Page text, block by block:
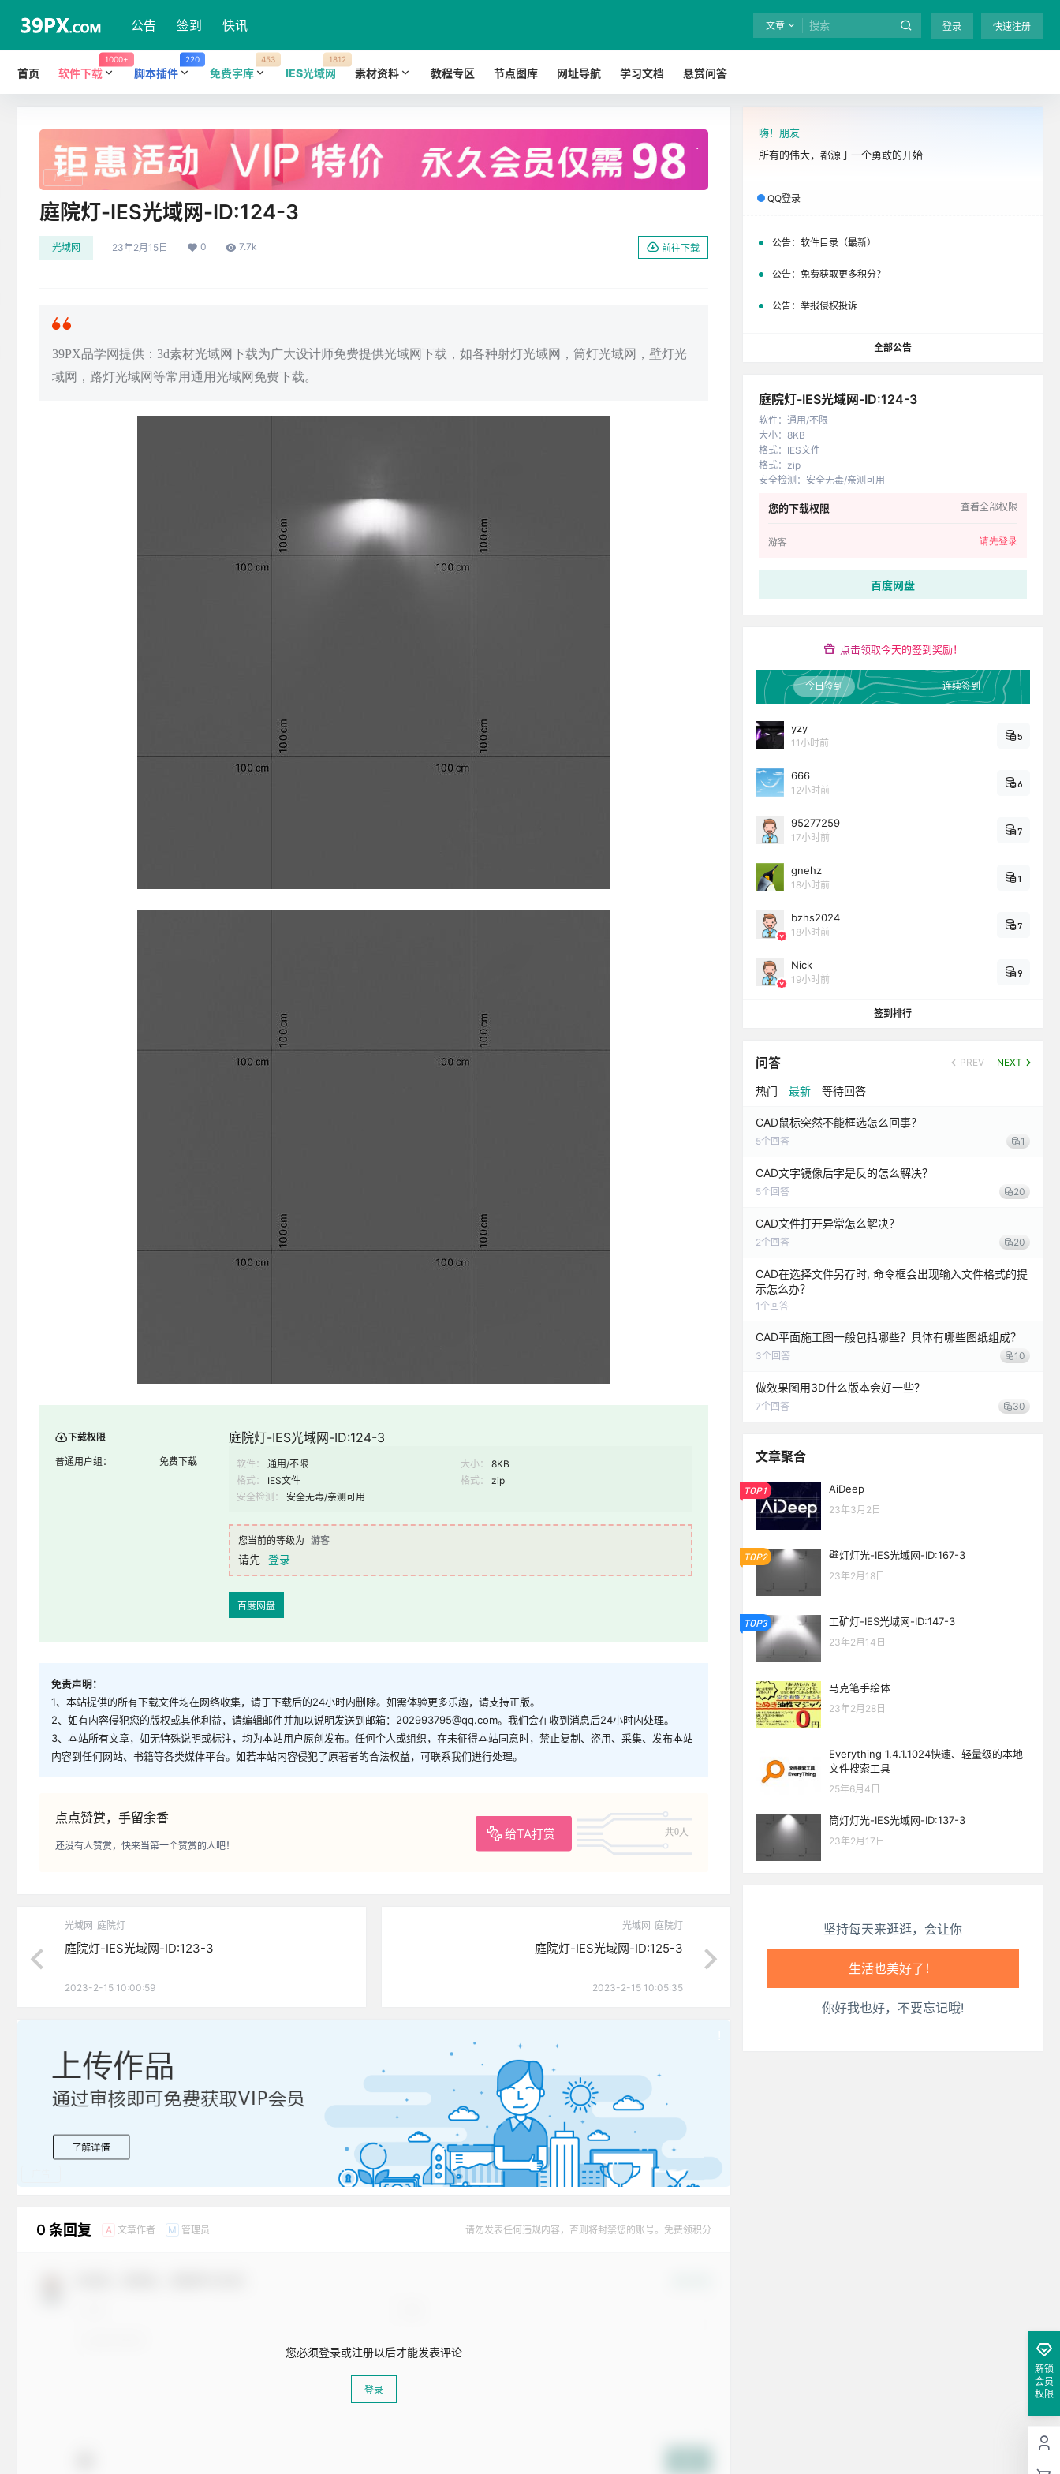
公告 签到 快讯 文章 登录 快速注册
首页 软件下载
1000+
脚本插件
220
免费字库
453
IES光域网
1812
素材资料 教程专区 节点图库 网址导航 学习文档 悬赏问答
. 全站终身免费下载！ 立即开通
广告
庭院灯-IES光域网-ID:124-3
光域网 23年2月15日 0 7.7k 前往下载
39PX品学网提供：3d素材光域网下载为广大设计师免费提供光域网下载，如各种射灯光域网，筒灯光域网，壁灯光
域网，路灯光域网等常用通用光域网免费下载。
下载权限
普通用户组： 免费下载
庭院灯-IES光域网-ID:124-3
软件： 通用/不限 大小：
8KB
格式：
IES文件 格式：
zip
安全检测：
安全无毒/亲测可用
您当前的等级为 游客
请先 登录
百度网盘
免责声明：
1、本站提供的所有下载文件均在网络收集，请于下载后的24小时内删除。如需体验更多乐趣，请支持正版。
2、如有内容侵犯您的版权或其他利益，请编辑邮件并加以说明发送到邮箱：202993795@qq.com。我们会在收到消息后24小时内处理。
3、本站所有文章，如无特殊说明或标注，均为本站用户原创发布。任何个人或组织，在未征得本站同意时，禁止复制、盗用、采集、发布本站
内容到任何网站、书籍等各类媒体平台。如若本站内容侵犯了原著者的合法权益，可联系我们进行处理。
点点赞赏，手留余香
给TA打赏 共0人
还没有人赞赏，快来当第一个赞赏的人吧！
光域网 庭院灯
庭院灯-IES光域网-ID:123-3
2023-2-15 10:00:59
光域网 庭院灯
庭院灯-IES光域网-ID:125-3
2023-2-15 10:05:35
0 条回复 A 文章作者 M 管理员 请勿发表任何违规内容，否则将封禁您的账号。免费领积分
您必须登录或注册以后才能发表评论
登录
嗨！朋友
所有的伟大，都源于一个勇敢的开始
QQ登录
公告： 软件目录（最新）
公告： 免费获取更多积分？
公告： 举报侵权投诉
全部公告
庭院灯-IES光域网-ID:124-3
软件： 通用/不限
大小： 8KB
格式： IES文件
格式： zip
安全检测 ： 安全无毒/亲测可用
您的下载权限 查看全部权限
游客 请先登录
百度网盘
点击领取今天的签到奖励！
今日签到 连续签到
yzy
11小时前
5
666
12小时前
6
95277259
17小时前
7
gnehz
18小时前
1
bzhs2024
18小时前
7
Nick
19小时前
9
签到排行
问答 PREV NEXT
热门 最新 等待回答
CAD鼠标突然不能框选怎么回事？
5个回答 1
CAD文字镜像后字是反的怎么解决？
5个回答 20
CAD文件打开异常怎么解决？
2个回答 20
CAD在选择文件另存时, 命令框会出现输入文件格式的提
示怎么办？
1 个回答
CAD平面施工图一般包括哪些？具体有哪些图纸组成？
3个回答 10
做效果图用3D什么版本会好一些？
7个回答 30
文章聚合
TOP1 AiDeep
23年3月2日
TOP2 壁灯灯光-IES光域网-ID:167-3
23年2月18日
TOP3 工矿灯-IES光域网-ID:147-3
23年2月14日
马克笔手绘体
23年2月28日
Everything 1.4.1.1024快速、轻量级的本地
文件搜索工具
25年6月4日
筒灯灯光-IES光域网-ID:137-3
23年2月17日
坚持每天来逛逛，会让你
生活也美好了！
走路也有劲了！
腰也不酸了！
工作也轻松了！
你好我也好，不要忘记哦!
解锁
会员
权限